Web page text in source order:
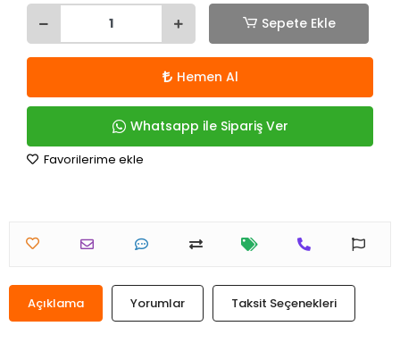
Sepete Ekle
Hemen Al
Whatsapp ile Sipariş Ver
Favorilerime ekle
Açıklama Yorumlar Taksit Seçenekleri